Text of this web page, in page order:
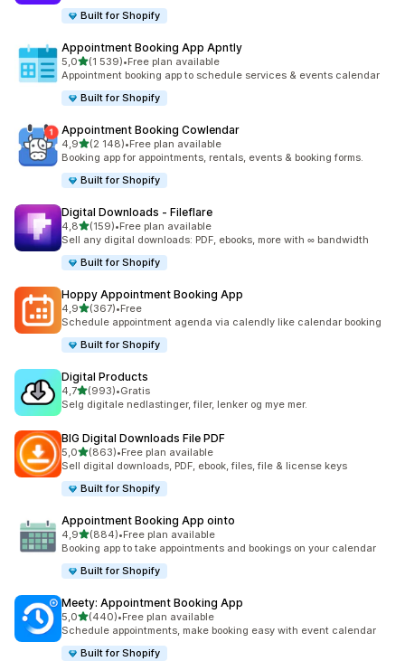
Built for Shopify
Appointment Booking App Apntly
5,0av 5 stjerner
(1 539)
Totalt 1539 omtaler
•Free plan available
Appointment booking app to schedule services & events calendar
Built for Shopify
Appointment Booking Cowlendar
4,9av 5 stjerner
(2 148)
Totalt 2148 omtaler
•Free plan available
Booking app for appointments, rentals, events & booking forms.
Built for Shopify
Digital Downloads ‑ Fileflare
4,8av 5 stjerner
(159)
Totalt 159 omtaler
•Free plan available
Sell any digital downloads: PDF, ebooks, more with ∞ bandwidth
Built for Shopify
Hoppy Appointment Booking App
4,9av 5 stjerner
(367)
Totalt 367 omtaler
•Free
Schedule appointment agenda via calendly like calendar booking
Built for Shopify
Digital Products
4,7av 5 stjerner
(993)
Totalt 993 omtaler
•Gratis
Selg digitale nedlastinger, filer, lenker og mye mer.
BIG Digital Downloads File PDF
5,0av 5 stjerner
(863)
Totalt 863 omtaler
•Free plan available
Sell digital downloads, PDF, ebook, files, file & license keys
Built for Shopify
Appointment Booking App ointo
4,9av 5 stjerner
(884)
Totalt 884 omtaler
•Free plan available
Booking app to take appointments and bookings on your calendar
Built for Shopify
Meety: Appointment Booking App
5,0av 5 stjerner
(440)
Totalt 440 omtaler
•Free plan available
Schedule appointments, make booking easy with event calendar
Built for Shopify